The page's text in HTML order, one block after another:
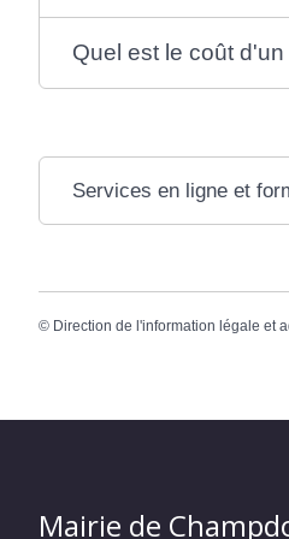
Quel est le coût
Services en ligne et
© Direction de l'information légale et
Mairie de